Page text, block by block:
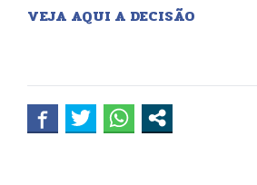
VEJA AQUI A DECISÃO